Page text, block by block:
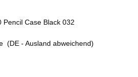
Pencil Case Black 032
(DE - Ausland abweichend)